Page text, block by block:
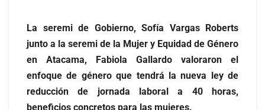
La seremi de Gobierno, Sofía Vargas Roberts
junto a la seremi de la Mujer y Equidad de Género
en Atacama, Fabiola Gallardo valoraron el
enfoque de género que tendrá la nueva ley de
reducción de jornada laboral a 40 horas,
beneficios concretos para las mujeres.